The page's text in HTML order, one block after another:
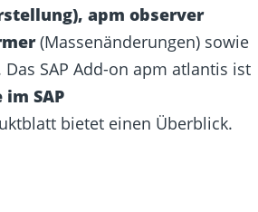
apm observer
(Massenänderungen) sowie
Das SAP Add-on apm atlantis ist
SAP
bietet einen Überblick.